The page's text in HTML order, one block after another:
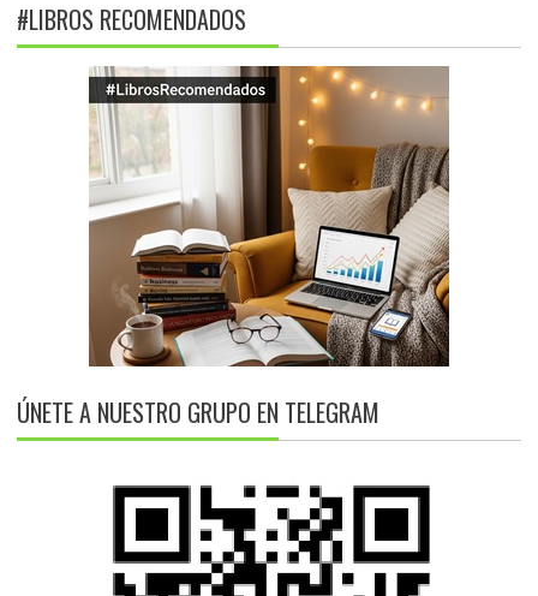
#LIBROS RECOMENDADOS
ÚNETE A NUESTRO GRUPO EN TELEGRAM